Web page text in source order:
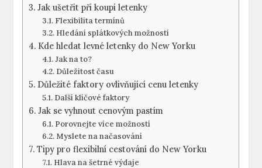
Jak ušetřit při koupi letenky
Flexibilita termínů
Hledání splátkových možností
Kde hledat levné letenky do New Yorku
Jak na to?
Důležitost času
Důležité faktory ovlivňující cenu letenky
Další klíčové faktory
Jak se vyhnout cenovým pastím
Porovnejte více možností
Myslete na načasování
Tipy pro flexibilní cestování do New Yorku
Hlava na šetrné výdaje